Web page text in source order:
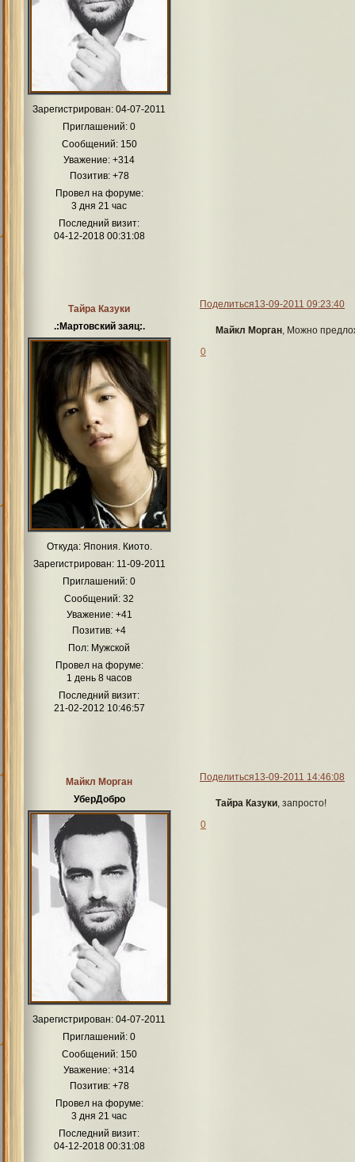
Зарегистрирован: 04-07-2011
Приглашений: 0
Сообщений:150
Уважение: +314
Позитив: +78
Провел на форуме:
3 дня 21 час
Последний визит:
04-12-2018 00:31:08
Поделиться13-09-2011 09:23:40
Тайра Казуки
.:Мартовский заяц:.
Откуда:Япония. Киото.
Зарегистрирован: 11-09-2011
Приглашений: 0
Сообщений: 32
Уважение: +41
Позитив: +4
Пол: Мужской
Провел на форуме:
1 день 8 часов
Последний визит:
21-02-2012 10:46:57
Майкл Морган, Можно
0
Поделиться13-09-2011 14:46:08
Майкл Морган
УберДобро
Зарегистрирован: 04-07-2011
Приглашений: 0
Сообщений:150
Уважение: +314
Позитив: +78
Провел на форуме:
3 дня 21 час
Последний визит:
04-12-2018 00:31:08
Тайра Казуки, запросто!
0